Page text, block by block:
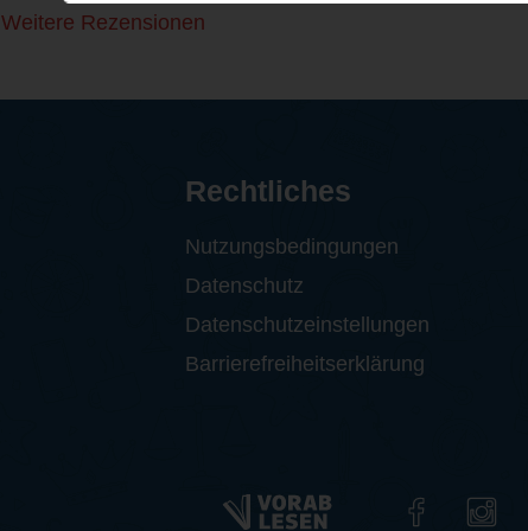
Weitere Rezensionen
Rechtliches
Nutzungsbedingungen
Datenschutz
Datenschutzeinstellungen
Barrierefreiheitserklärung